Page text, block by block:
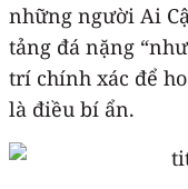
những người Ai
tảng đá nặng
trí chính xác để
là điều bí ẩn.